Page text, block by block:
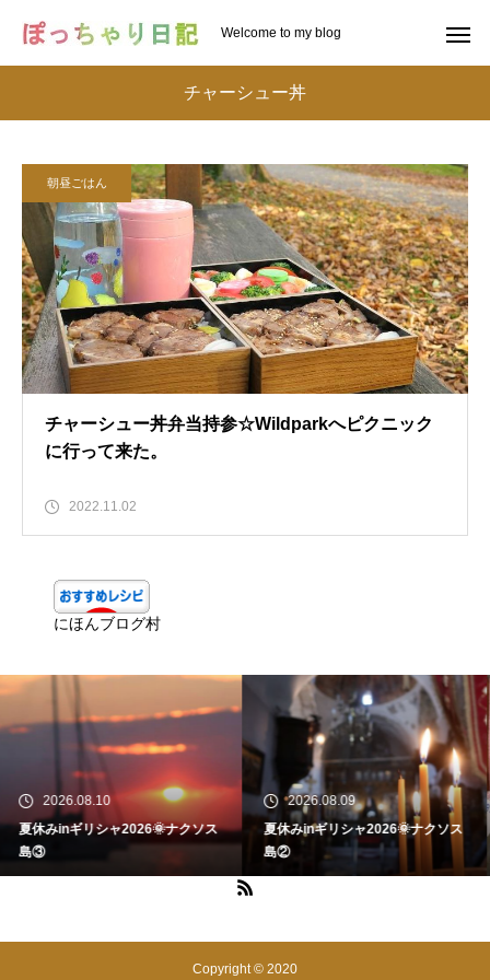
Welcome to my blog
チャーシュー丼
朝昼ごはん
チャーシュー丼弁当持参☆Wildparkへピクニック
に行って来た。
2022.11.02
にほんブログ村
ャ2026🌞ナクソス
2026.08.09
夏休みinギリシャ2026🌞ナクソス
夏休みinギリ
Copyright © 2020